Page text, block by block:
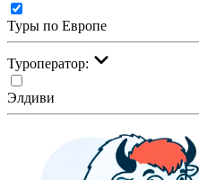
Туры по Европе
Туроператор:
Элдиви